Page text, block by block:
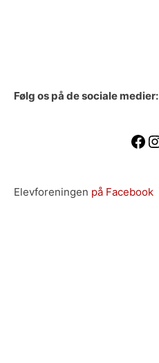
Følg os på de sociale medier:
Elevforeningen på Facebook